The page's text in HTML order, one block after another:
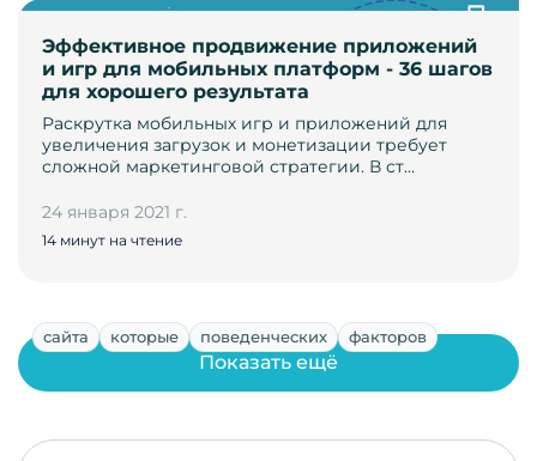
Эффективное продвижение приложений
и игр для мобильных платформ - 36 шагов
для хорошего результата
Раскрутка мобильных игр и приложений для
увеличения загрузок и монетизации требует
сложной маркетинговой стратегии. В ст…
24 января 2021 г.
14 минут на чтение
сайта которые поведенческих факторов
Показать ещё